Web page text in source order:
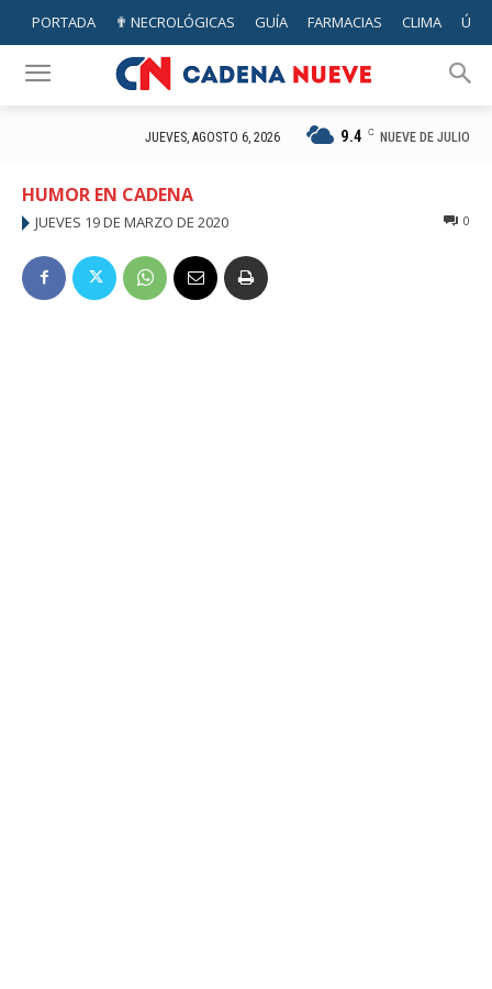
PORTADA ✟ NECROLÓGICAS GUÍA FARMACIAS CLIMA
JUEVES, AGOSTO 6, 2026 9.4 C NUEVE DE JULIO
HUMOR EN CADENA
JUEVES 19 DE MARZO DE 2020 0